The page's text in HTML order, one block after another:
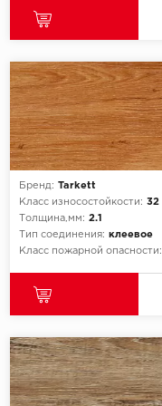
Бренд: Tarkett
Класс износостойкости: 32
Толщина,мм: 2.1
Тип соединения: клеевое
Класс пожарной опасности: